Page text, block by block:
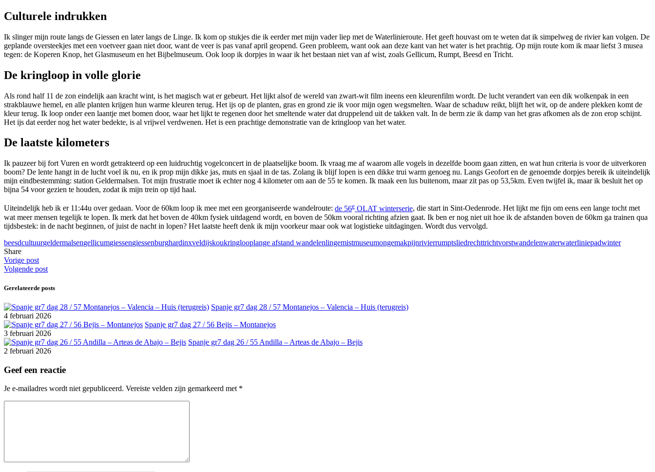
Culturele indrukken
Ik slinger mijn route langs de Giessen en later langs de Linge. Ik kom op stukjes die ik eerder met mijn vader liep met de Waterlinieroute. Het geeft houvast om te weten dat ik simpelweg de rivier kan volgen. De
geplande oversteekjes met een voetveer gaan niet door, want de veer is pas vanaf april geopend. Geen probleem, want ook aan deze kant van het water is het prachtig. Op mijn route kom ik maar liefst 3 musea
tegen: de Koperen Knop, het Glasmuseum en het Bijbelmuseum. Ook loop ik dorpjes in waar ik het bestaan niet van af wist, zoals Gellicum, Rumpt, Beesd en Tricht.
De kringloop in volle glorie
Als rond half 11 de zon eindelijk aan kracht wint, is het magisch wat er gebeurt. Het lijkt alsof de wereld van zwart-wit film ineens een kleurenfilm wordt. De lucht verandert van een dik wolkenpak in een
strakblauwe hemel, en alle planten krijgen hun warme kleuren terug. Het ijs op de planten, gras en grond zie ik voor mijn ogen wegsmelten. Waar de schaduw reikt, blijft het wit, op de andere plekken komt de
kleur terug. Ik loop onder een laantje met bomen door, waar het lijkt te regenen door het smeltende water dat druppelend uit de takken valt. In de berm zie ik damp van het gras afkomen als de zon erop schijnt.
Het ijs dat eerder nog het water bedekte, is al vrijwel verdwenen. Het is een prachtige demonstratie van de kringloop van het water.
De laatste kilometers
Ik pauzeer bij fort Vuren en wordt getrakteerd op een luidruchtig vogelconcert in de plaatselijke boom. Ik vraag me af waarom alle vogels in dezelfde boom gaan zitten, en wat hun criteria is voor de uitverkoren
boom? De lente hangt in de lucht voel ik nu, en ik prop mijn dikke jas, muts en sjaal in de tas. Zolang ik blijf lopen is een dikke trui warm genoeg nu. Langs Geofort en de genoemde dorpjes bereik ik uiteindelijk
mijn eindbestemming: station Geldermalsen. Tot mijn frustratie moet ik echter nog 4 kilometer om aan de 55 te komen. Ik maak een lus buitenom, maar zit pas op 53,5km. Even twijfel ik, maar ik besluit het op
bijna 54 voor gezien te houden, zodat ik mijn trein op tijd haal.
Uiteindelijk heb ik er 11:44u over gedaan. Voor de 60km loop ik mee met een georganiseerde wandelroute: de 56e OLAT winterserie, die start in Sint-Oedenrode. Het lijkt me fijn om eens een lange tocht met
wat meer mensen tegelijk te lopen. Ik merk dat het boven de 40km fysiek uitdagend wordt, en boven de 50km vooral richting afzien gaat. Ik ben er nog niet uit hoe ik de afstanden boven de 60km ga trainen qua
tijdsbestek: in de nacht beginnen, of juist de nacht in lopen? Het laatste heeft denk ik mijn voorkeur maar ook wat logistieke uitdagingen. Wordt dus vervolgd.
beesdcultuurgeldermalsengellicumgiessengiessenburghardinxveldijskoukringlooplange afstand wandelenlingemistmuseumongemakpijnrivierrumptsliedrechttrichtvorstwandelenwaterwaterliniepadwinter
Share
Vorige post
Volgende post
Gerelateerde posts
Spanje gr7 dag 28 / 57 Montanejos – Valencia – Huis (terugreis)
4 februari 2026
Spanje gr7 dag 27 / 56 Bejis – Montanejos
3 februari 2026
Spanje gr7 dag 26 / 55 Andilla – Arteas de Abajo – Bejis
2 februari 2026
Geef een reactie
Je e-mailadres wordt niet gepubliceerd. Vereiste velden zijn gemarkeerd met *